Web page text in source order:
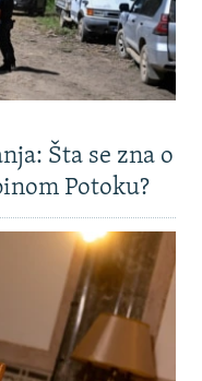
Šta se zna o
Potoku?